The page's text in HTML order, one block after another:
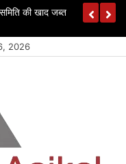
की खाद जब्त
2026